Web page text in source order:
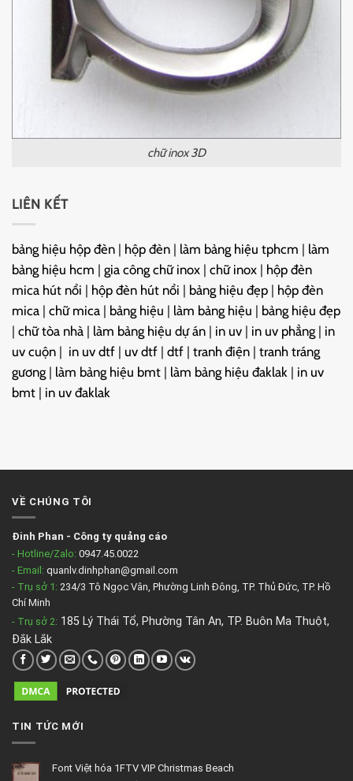
chữ inox 3D
LIÊN KẾT
bảng hiệu hộp đèn | hộp đèn | làm bảng hiệu tphcm | làm
bảng hiệu hcm | gia công chữ inox | chữ inox | hộp đèn
mica hút nổi | hộp đèn hút nổi | bảng hiệu đẹp | hộp đèn
mica | chữ mica | bảng hiệu | làm bảng hiệu | bảng hiệu đẹp
| chữ tòa nhà | làm bảng hiệu dự án | in uv | in uv phẳng | in
uv cuộn | in uv dtf | uv dtf | dtf | tranh điện | tranh tráng
gương | làm bảng hiệu bmt | làm bảng hiệu đaklak | in uv
bmt | in uv đaklak
VỀ CHÚNG TÔI
Đinh Phan - Công ty quảng cáo
- Hotline/Zalo: 0947.45.0022
- Email: quanlv.dinhphan@gmail.com
- Trụ sở 1: 234/3 Tô Ngọc Vân, Phường Linh Đông, TP. Thủ Đức, TP. Hồ
Chí Minh
- Trụ sở 2: 185 Lý Thái Tổ, Phường Tân An, TP. Buôn Ma Thuột,
Đắk Lắk
TIN TỨC MỚI
Font Việt hóa 1FTV VIP Christmas Beach